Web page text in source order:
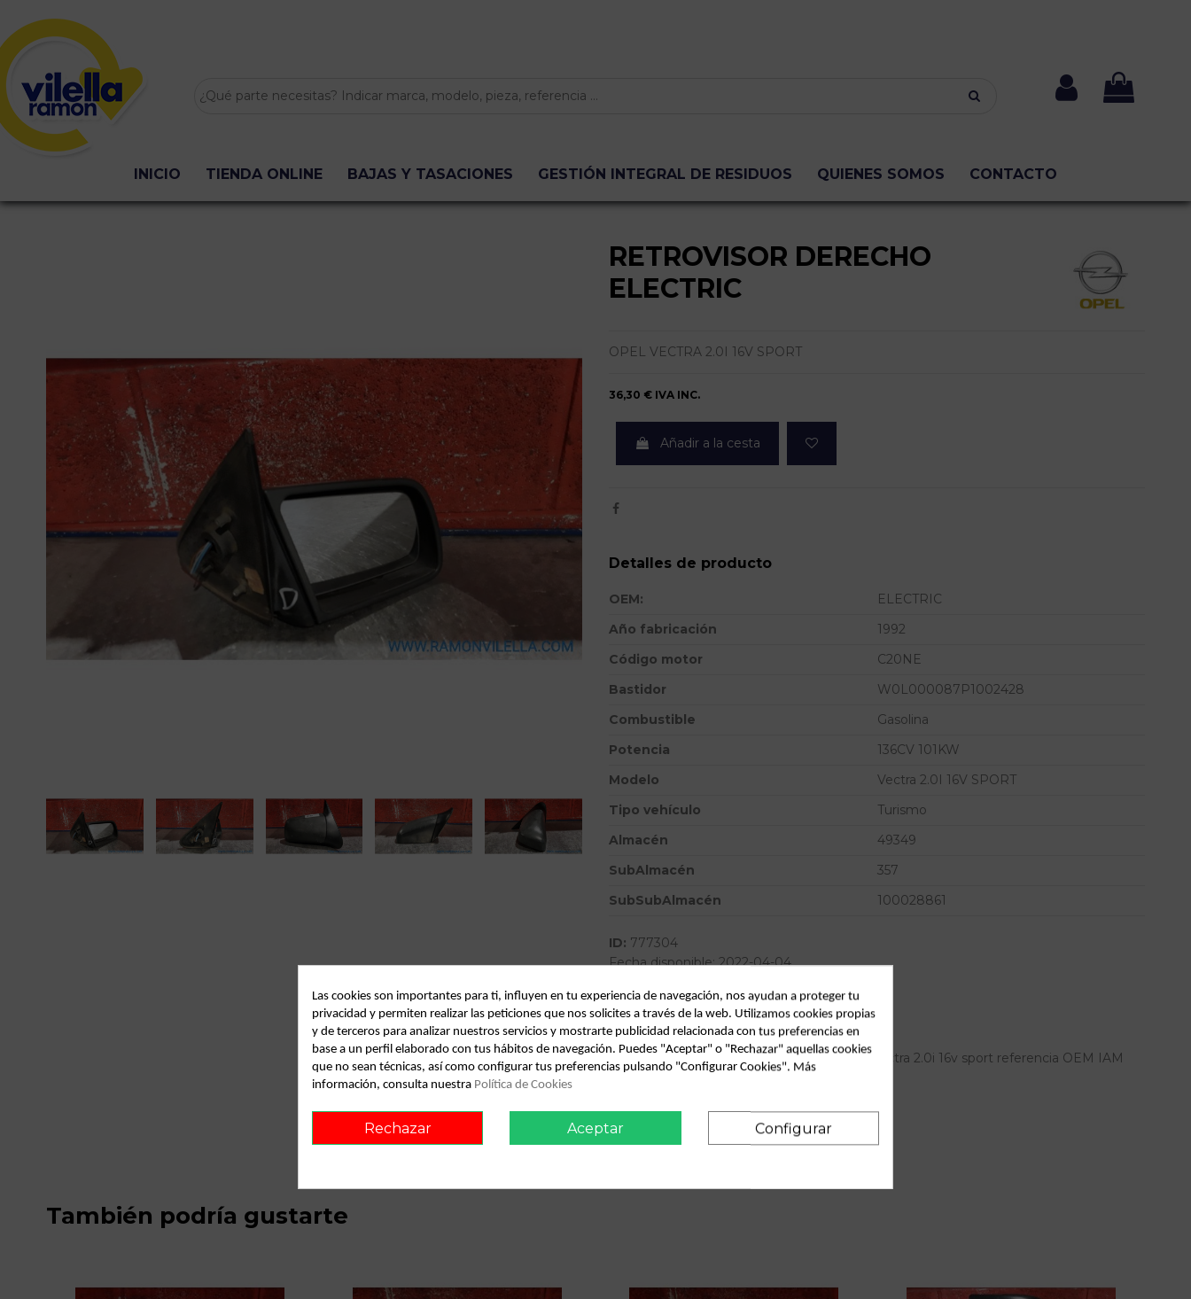
INICIO TIENDA ONLINE BAJAS Y TASACIONES GESTIÓN INTEGRAL DE RESIDUOS QUIENES SOMOS CONTACTO
RETROVISOR DERECHO
ELECTRIC
OPEL VECTRA 2.0I 16V SPORT
36,30 € IVA INC.
Añadir a la cesta
Detalles de producto
OEM:
ELECTRIC
Año fabricación
1992
Código motor
C20NE
Bastidor
W0L000087P1002428
Combustible
Gasolina
Potencia
136CV 101KW
Modelo
Vectra 2.0I 16V SPORT
Tipo vehículo
Turismo
Almacén
49349
SubAlmacén
357
SubSubAlmacén
100028861
ID: 777304
Fecha disponible: 2022-04-04
Descripción
Recambio de retrovisor derecho para opel vectra 2.0i 16v sport referencia OEM IAM
ELECTRIC
También podría gustarte
Las cookies son importantes para ti, influyen en tu experiencia de navegación, nos ayudan a proteger tu
privacidad y permiten realizar las peticiones que nos solicites a través de la web. Utilizamos cookies propias
y de terceros para analizar nuestros servicios y mostrarte publicidad relacionada con tus preferencias en
base a un perfil elaborado con tus hábitos de navegación. Puedes "Aceptar" o "Rechazar" aquellas cookies
que no sean técnicas, así como configurar tus preferencias pulsando "Configurar Cookies". Más
información, consulta nuestra Política de Cookies
Rechazar Aceptar Configurar